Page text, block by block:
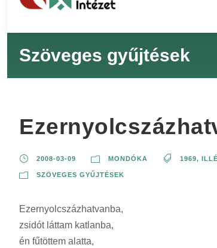
Szöveges gyűjtések
2008-03-09 MONDÓKA 1969,
SZÖVEGES GYŰJTÉSEK
Ezernyolcszázhatvanba,
zsidót láttam katlanba,
én fűtöttem alatta,